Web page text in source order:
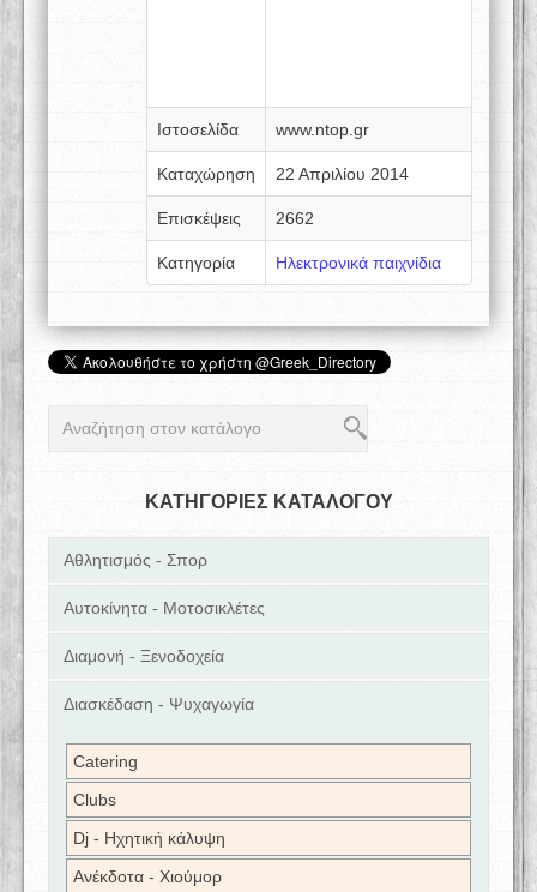
Ιστοσελίδα www.ntop.gr
Καταχώρηση 22 Απριλίου 2014
Επισκέψεις 2662
Κατηγορία Ηλεκτρονικά παιχνίδια
ΚΑΤΗΓΟΡΙΕΣ ΚΑΤΑΛΟΓΟΥ
Αθλητισμός - Σπορ
Αυτοκίνητα - Μοτοσικλέτες
Διαμονή - Ξενοδοχεία
Διασκέδαση - Ψυχαγωγία
Catering
Clubs
Dj - Ηχητική κάλυψη
Ανέκδοτα - Χιούμορ